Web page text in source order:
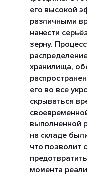
его высокой
различными
нанести
зерну.
хранилища,
его во все
скрываться
выполненной
на складе
что позволит
момента